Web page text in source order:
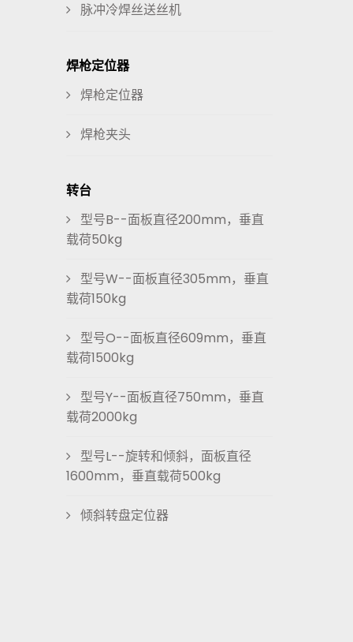
脉冲冷焊丝送丝机
焊枪定位器
焊枪定位器
焊枪夹头
转台
型号B--面板直径200mm，垂直
载荷50kg
型号W--面板直径305mm，垂直
载荷150kg
型号O--面板直径609mm，垂直
载荷1500kg
型号Y--面板直径750mm，垂直
载荷2000kg
型号L--旋转和倾斜，面板直径
1600mm，垂直载荷500kg
倾斜转盘定位器